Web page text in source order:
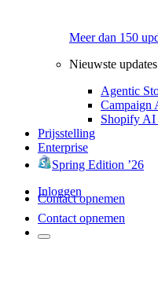
Meer dan 150
Nieuwste updates
Agentic
Campaign
Shopify AI
Prijsstelling
Enterprise
Spring Edition ’26
Inloggen
Contact opnemen
Contact opnemen